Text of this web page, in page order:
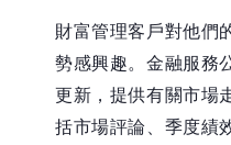
財富管理客戶對他們
勢感興趣。金融服務
更新，提供有關市場
括市場評論、季度績